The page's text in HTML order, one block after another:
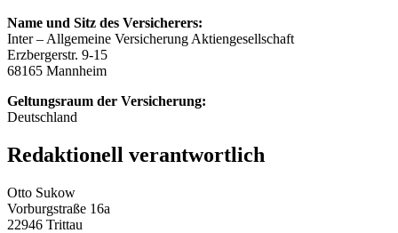
Name und Sitz des Versicherers:
Inter – Allgemeine Versicherung Aktiengesellschaft
Erzbergerstr. 9-15
68165 Mannheim
Geltungsraum der Versicherung:
Deutschland
Redaktionell verantwortlich
Otto Sukow
Vorburgstraße 16a
22946 Trittau